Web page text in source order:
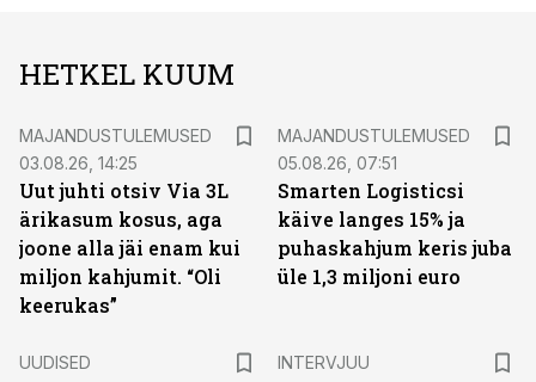
HETKEL KUUM
MAJANDUSTULEMUSED
03.08.26, 14:25
Uut juhti otsiv Via 3L
ärikasum kosus, aga
joone alla jäi enam kui
miljon kahjumit. “Oli
keerukas”
MAJANDUSTULEMUSED
05.08.26, 07:51
Smarten Logisticsi
käive langes 15% ja
puhaskahjum keris juba
üle 1,3 miljoni euro
UUDISED
INTERVJUU